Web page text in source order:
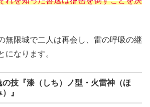
無限城で二人は再会し、雷の呼吸の継
になります。
技『漆（しち）ノ型・火雷神（ほ
』